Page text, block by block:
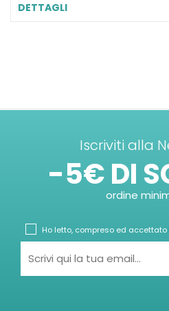
DETTAGLI
Iscriviti alla
-5€ DI
ordine
Ho letto, compreso ed accettato